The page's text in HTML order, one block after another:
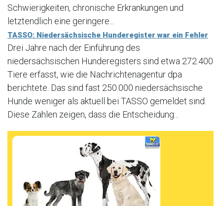
Schwierigkeiten, chronische Erkrankungen und
letztendlich eine geringere...
TASSO: Niedersächsische Hunderegister war ein Fehler
Drei Jahre nach der Einführung des
niedersächsischen Hunderegisters sind etwa 272.400
Tiere erfasst, wie die Nachrichtenagentur dpa
berichtete. Das sind fast 250.000 niedersächsische
Hunde weniger als aktuell bei TASSO gemeldet sind.
Diese Zahlen zeigen, dass die Entscheidung...